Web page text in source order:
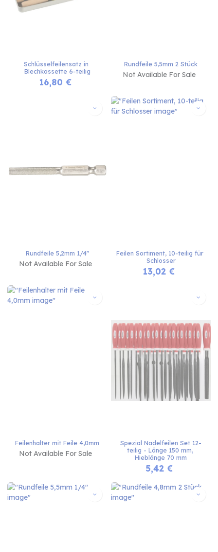
Schlüsselfeilensatz in
Blechkassette 6-teilig
16,80 €
Rundfeile 5,5mm 2 Stück
Not Available For Sale
Rundfeile 5,2mm 1/4"
Not Available For Sale
Feilen Sortiment, 10-teilig für
Schlosser
13,02 €
Feilenhalter mit Feile 4,0mm
Not Available For Sale
Spezial Nadelfeilen Set 12-
teilig - Länge 150 mm,
Hieblänge 70 mm
5,42€